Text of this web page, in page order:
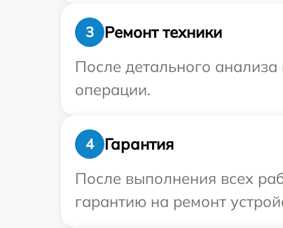
3
Ремонт техники
После детального
операции.
4
Гарантия
После выполнения всех
гарантию на ремонт